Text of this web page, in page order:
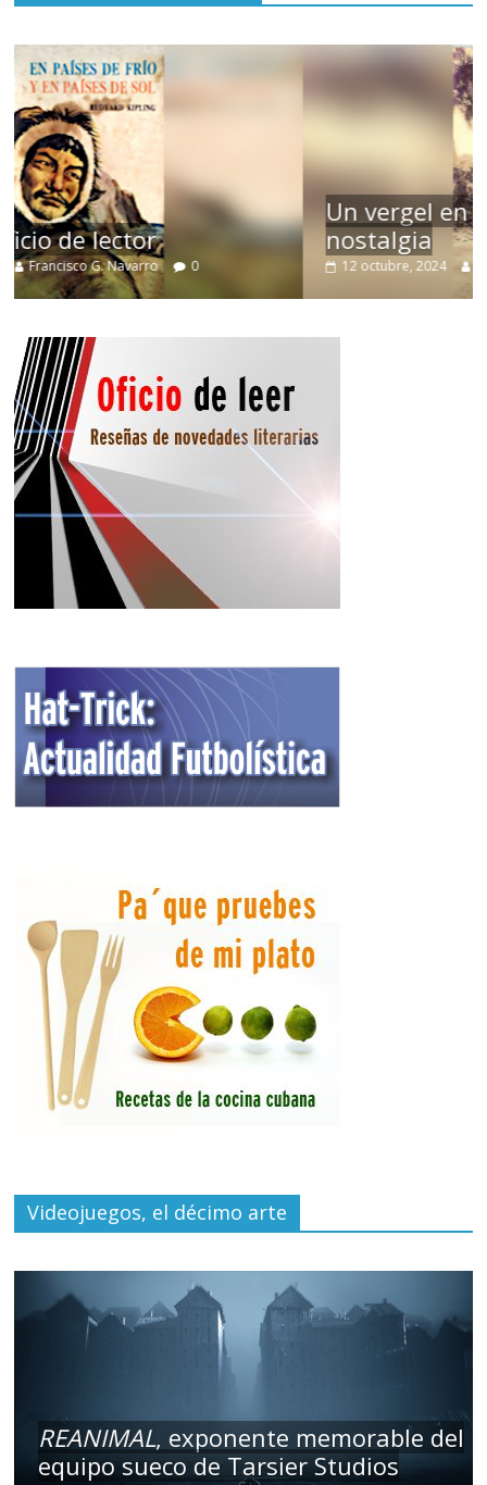
Un vergel en las nieblas de la
nostalgia
12 octubre, 2024 Francisco G. Navarro 0
Videojuegos, el décimo arte
REANIMAL, exponente memorable del
equipo sueco de Tarsier Studios